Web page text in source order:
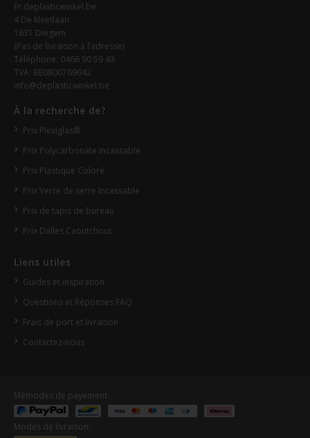
Fr.deplasticwinkel.be
4 De kleetlaan
1831 Diegem
(Pas de livraison à l’adresse)
Téléphone: 0466 90 59 43
TVA: BE0800769642
info@deplasticwinkel.be
À la recherche de?
Prix Plexiglas®
Prix Polycarbonate Incassable
Prix Plastique Coloré
Prix Verre de serre Incassable
Prix de tapis de bureau
Prix Dalles Caoutchouc
Liens utiles
Guides et inspiration
Questions et Réponses FAQ
Frais de port et livraison
Contactez-nous
Méthodes de payement:
Modes de livraison: